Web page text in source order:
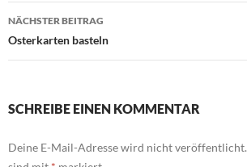
Beitragsnavigation
NÄCHSTER BEITRAG
Osterkarten basteln
SCHREIBE EINEN KOMMENTAR
Deine E-Mail-Adresse wird nicht veröffentlicht.